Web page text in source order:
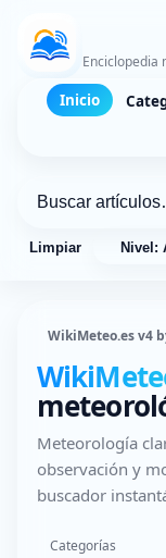
Enciclopedia
Inicio
Limpiar Nivel:
WikiMeteo.es v4
Meteorología
observación y
buscador
Categorías